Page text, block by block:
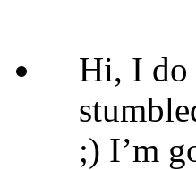
Hi, I do
;) I’m